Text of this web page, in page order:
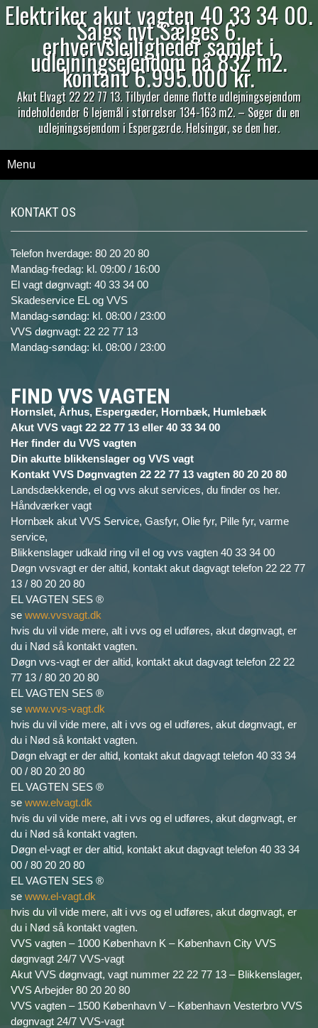
Elektriker akut vagten 40 33 34 00.
Salgs nyt Sælges 6.
erhvervslejligheder samlet i
udlejningsejendom på 832 m2.
kontant 6.995.000 kr.
Akut Elvagt 22 22 77 13. Tilbyder denne flotte udlejningsejendom
indeholdender 6 lejemål i størrelser 134-163 m2. – Søger du en
udlejningsejendom i Espergærde. Helsingør, se den her.
Menu
KONTAKT OS
Telefon hverdage: 80 20 20 80
Mandag-fredag: kl. 09:00 / 16:00
El vagt døgnvagt: 40 33 34 00
Skadeservice EL og VVS
Mandag-søndag: kl. 08:00 / 23:00
VVS døgnvagt: 22 22 77 13
Mandag-søndag: kl. 08:00 / 23:00
FIND VVS VAGTEN
Hornslet, Århus, Espergæder, Hornbæk, Humlebæk
Akut VVS vagt 22 22 77 13 eller 40 33 34 00
Her finder du VVS vagten
Din akutte blikkenslager og VVS vagt
Kontakt VVS Døgnvagten 22 22 77 13 vagten 80 20 20 80
Landsdækkende, el og vvs akut services, du finder os her.
Håndværker vagt
Hornbæk akut VVS Service, Gasfyr, Olie fyr, Pille fyr, varme
service,
Blikkenslager udkald ring vil el og vvs vagten 40 33 34 00
Døgn vvsvagt er der altid, kontakt akut dagvagt telefon 22 22 77
13 / 80 20 20 80
EL VAGTEN SES ®
se www.vvsvagt.dk
hvis du vil vide mere, alt i vvs og el udføres, akut døgnvagt, er
du i Nød så kontakt vagten.
Døgn vvs-vagt er der altid, kontakt akut dagvagt telefon 22 22
77 13 / 80 20 20 80
EL VAGTEN SES ®
se www.vvs-vagt.dk
hvis du vil vide mere, alt i vvs og el udføres, akut døgnvagt, er
du i Nød så kontakt vagten.
Døgn elvagt er der altid, kontakt akut dagvagt telefon 40 33 34
00 / 80 20 20 80
EL VAGTEN SES ®
se www.elvagt.dk
hvis du vil vide mere, alt i vvs og el udføres, akut døgnvagt, er
du i Nød så kontakt vagten.
Døgn el-vagt er der altid, kontakt akut dagvagt telefon 40 33 34
00 / 80 20 20 80
EL VAGTEN SES ®
se www.el-vagt.dk
hvis du vil vide mere, alt i vvs og el udføres, akut døgnvagt, er
du i Nød så kontakt vagten.
VVS vagten – 1000 København K – København City VVS
døgnvagt 24/7 VVS-vagt
Akut VVS døgnvagt, vagt nummer 22 22 77 13 – Blikkenslager,
VVS Arbejder 80 20 20 80
VVS vagten – 1500 København V – København Vesterbro VVS
døgnvagt 24/7 VVS-vagt